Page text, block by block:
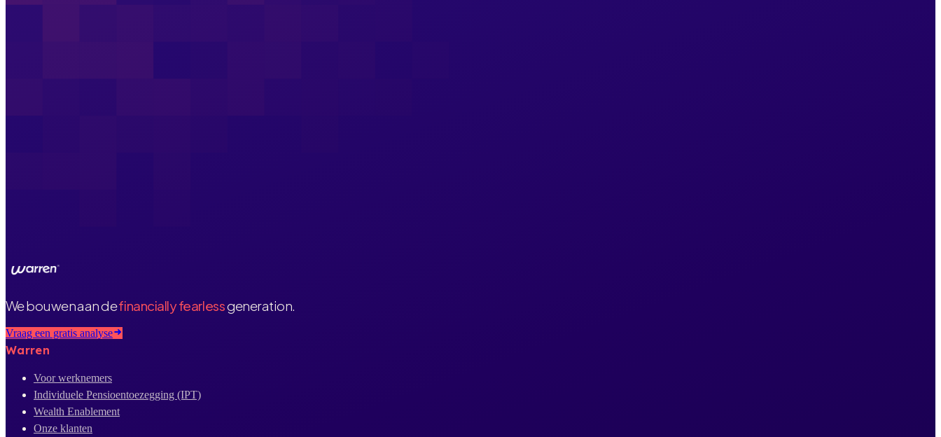
We bouwen aan definancially fearlessgeneration.
Vraag een gratis analyse
Warren
Voor werknemers
Individuele Pensioentoezegging (IPT)
Wealth Enablement
Onze klanten